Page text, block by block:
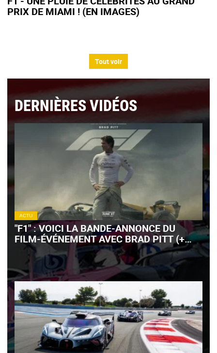
PRIX DE MIAMI ! (EN IMAGES)
Tout voir
DERNIÈRES VIDÉOS
ACTU
"F1" : VOICI LA BANDE-ANNONCE DU
FILM-ÉVÉNEMENT AVEC BRAD PITT (+
VIDÉO)